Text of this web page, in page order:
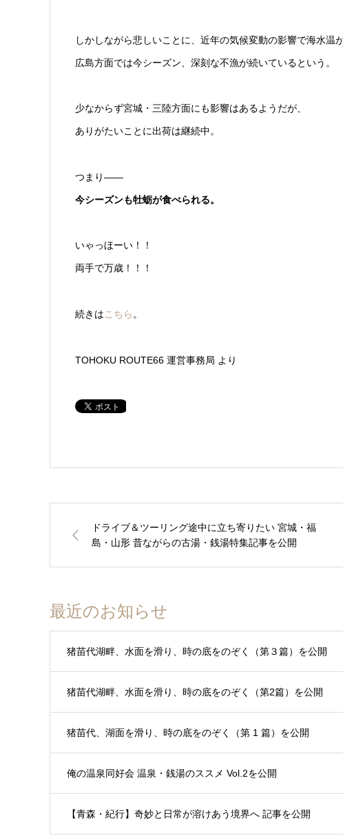
しかしながら悲しいことに、近年の気候変動の影響で海水温が
広島方面では今シーズン、深刻な不漁が続いているという。
少なからず宮城・三陸方面にも影響はあるようだが、
ありがたいことに出荷は継続中。
つまり——
今シーズンも牡蛎が食べられる。
いゃっほーい！！
両手で万歳！！！
続きは こちら 。
TOHOKU ROUTE66 運営事務局 より
ドライブ＆ツーリング途中に立ち寄りたい 宮城・福
島・山形 昔ながらの古湯・銭湯特集記事を公開
最近のお知らせ
猪苗代湖畔、水面を滑り、時の底をのぞく（第３篇）を公開
猪苗代湖畔、水面を滑り、時の底をのぞく（第2篇）を公開
猪苗代、湖面を滑り、時の底をのぞく（第 1 篇）を公開
俺の温泉同好会 温泉・銭湯のススメ Vol.2を公開
【青森・紀行】奇妙と日常が溶けあう境界へ 記事を公開